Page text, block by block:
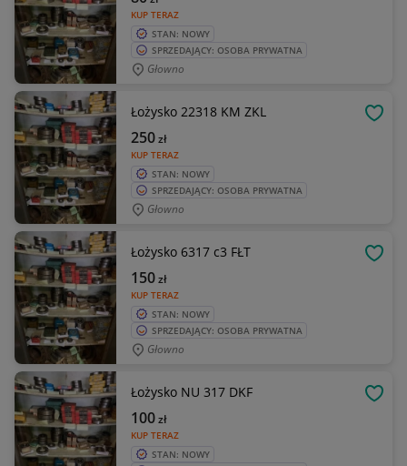
KUP TERAZ
STAN: NOWY
SPRZEDAJĄCY: OSOBA PRYWATNA
Głowno
Łożysko 22318 KM ZKL
KUP TERAZ
250zł
STAN: NOWY
SPRZEDAJĄCY: OSOBA PRYWATNA
Głowno
Łożysko 6317 c3 FŁT
KUP TERAZ
150zł
STAN: NOWY
SPRZEDAJĄCY: OSOBA PRYWATNA
Głowno
Łożysko NU 317 DKF
KUP TERAZ
100zł
STAN: NOWY